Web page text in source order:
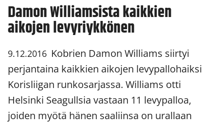
Damon Williamsista kaikkien
aikojen levyriykkönen
9.12.2016 Kobrien Damon Williams siirtyi
perjantaina kaikkien aikojen levypallohaiksi
Korisliigan runkosarjassa. Williams otti
Helsinki Seagullsia vastaan 11 levypalloa,
joiden myötä hänen saaliinsa on urallaan